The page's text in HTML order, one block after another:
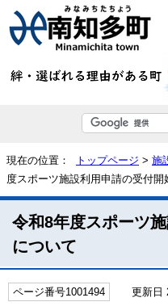
現在の位置： トップページ > 施
度スポーツ施設利用申請の受付開
令和8年度スポーツ
について
ページ番号1001494 更新日